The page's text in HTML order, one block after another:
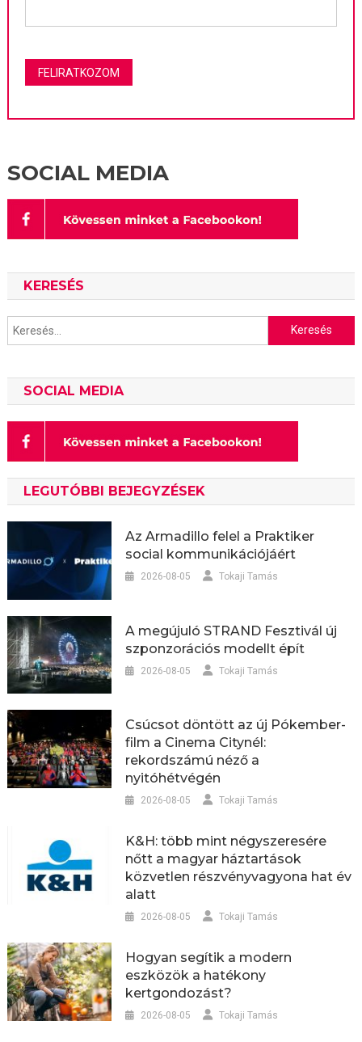
SOCIAL MEDIA
KERESÉS
Keresés:
SOCIAL MEDIA
LEGUTÓBBI BEJEGYZÉSEK
Az Armadillo felel a Praktiker
social kommunikációjáért
2026-08-05 Tokaji Tamás
A megújuló STRAND Fesztivál új
szponzorációs modellt épít
2026-08-05 Tokaji Tamás
Csúcsot döntött az új Pókember-
film a Cinema Citynél:
rekordszámú néző a
nyitóhétvégén
2026-08-05 Tokaji Tamás
K&H: több mint négyszeresére
nőtt a magyar háztartások
közvetlen részvényvagyona hat év
alatt
2026-08-05 Tokaji Tamás
Hogyan segítik a modern
eszközök a hatékony
kertgondozást?
2026-08-05 Tokaji Tamás